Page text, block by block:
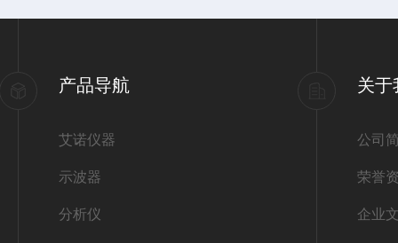
产品导航
艾诺仪器
示波器
分析仪
关于
公司
荣誉
企业